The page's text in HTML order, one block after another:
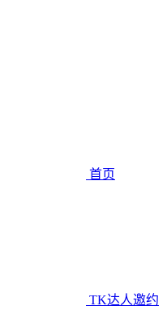
首页
TK达人邀约